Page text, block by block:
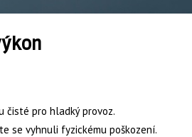
čisté pro hladký provoz.
se vyhnuli fyzickému poškození.